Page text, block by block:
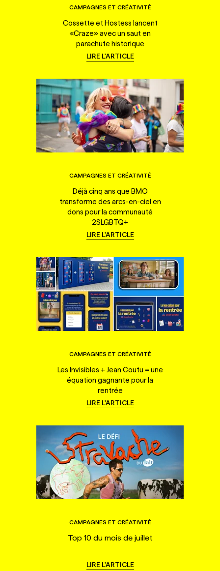
CAMPAGNES ET CRÉATIVITÉ
Cossette et Hostess lancent
«Craze» avec un saut en
parachute historique
LIRE L'ARTICLE
CAMPAGNES ET CRÉATIVITÉ
Déjà cinq ans que BMO
transforme des arcs-en-ciel en
dons pour la communauté
2SLGBTQ+
LIRE L'ARTICLE
CAMPAGNES ET CRÉATIVITÉ
Les Invisibles + Jean Coutu = une
équation gagnante pour la
rentrée
LIRE L'ARTICLE
CAMPAGNES ET CRÉATIVITÉ
Top 10 du mois de juillet
LIRE L'ARTICLE